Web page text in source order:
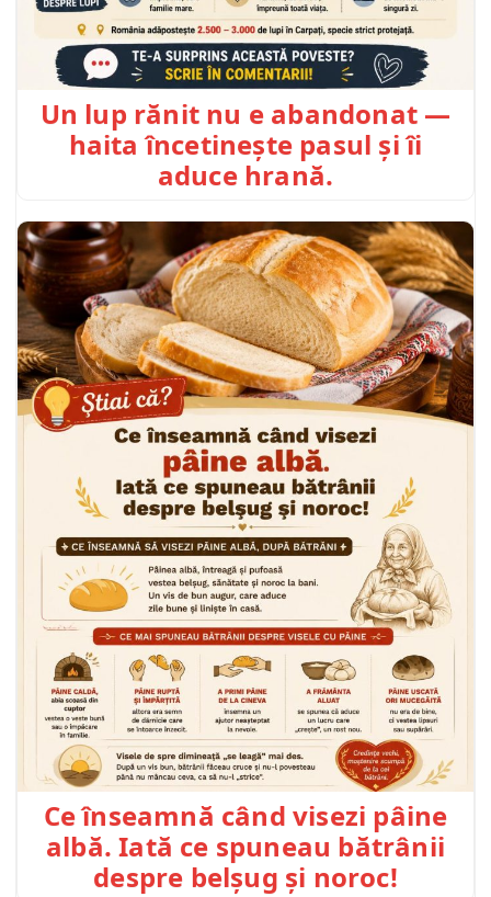
Un lup rănit nu e abandonat —
haita încetinește pasul și îi
aduce hrană.
Ce înseamnă când visezi pâine
albă. Iată ce spuneau bătrânii
despre belșug și noroc!